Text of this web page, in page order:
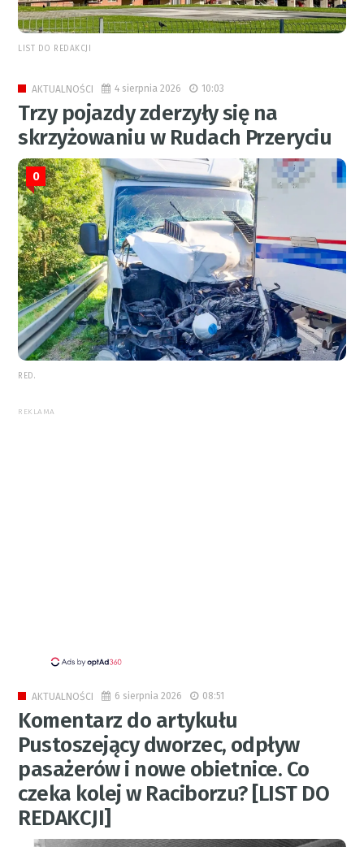
LIST DO REDAKCJI
AKTUALNOŚCI 4 sierpnia 2026 10:03
Trzy pojazdy zderzyły się na
skrzyżowaniu w Rudach Przeryciu
0
RED.
REKLAMA
AKTUALNOŚCI 6 sierpnia 2026 08:51
Komentarz do artykułu
Pustoszejący dworzec, odpływ
pasażerów i nowe obietnice. Co
czeka kolej w Raciborzu? [LIST DO
REDAKCJI]